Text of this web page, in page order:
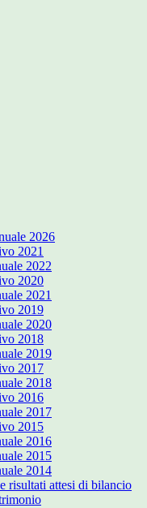
2026
2021
2022
2020
2021
2019
2020
2018
2019
2017
2018
2016
2017
2015
2016
2015
2014
risultati attesi di bilancio